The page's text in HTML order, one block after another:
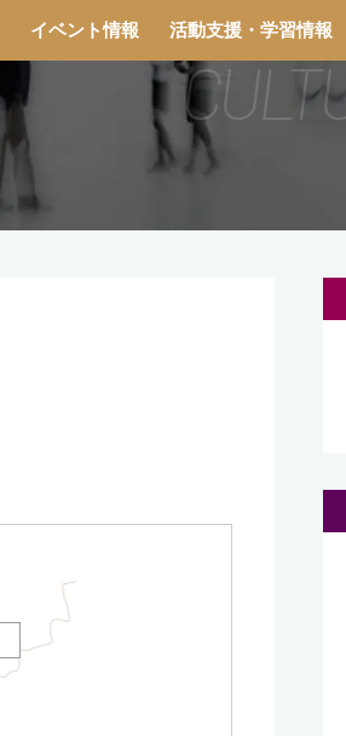
イベント情報 活動支援・学習情報